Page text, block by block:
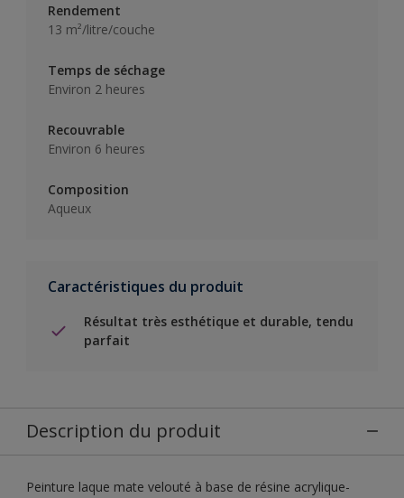
Rendement
13 m²/litre/couche
Temps de séchage
Environ 2 heures
Recouvrable
Environ 6 heures
Composition
Aqueux
Caractéristiques du produit
Résultat très esthétique et durable, tendu
parfait
Description du produit
Peinture laque mate velouté à base de résine acrylique-